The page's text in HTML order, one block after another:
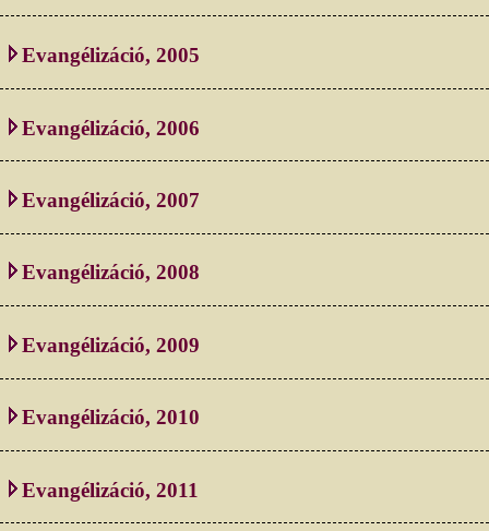
Evangélizáció, 2005
Evangélizáció, 2006
Evangélizáció, 2007
Evangélizáció, 2008
Evangélizáció, 2009
Evangélizáció, 2010
Evangélizáció, 2011